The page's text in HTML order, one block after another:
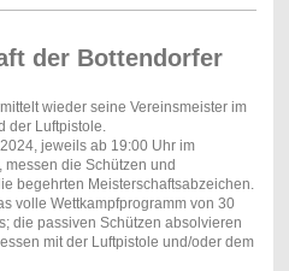
der Bottendorfer
wieder seine Vereinsmeister im
der Luftpistole.
jeweils ab 19:00 Uhr im
die Schützen und
begehrten Meisterschaftsabzeichen.
volle Wettkampfprogramm von 30
die passiven Schützen absolvieren
mit der Luftpistole und/oder dem